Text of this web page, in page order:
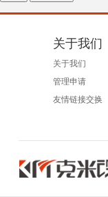
者
关于我们
关于我们
管理申请
友情链接交换